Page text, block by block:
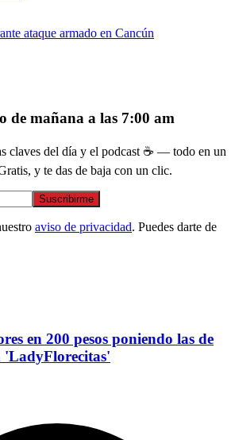
ataque armado en Cancún
de mañana a las 7:00 am
claves del día y el podcast ☕ — todo en un
y te das de baja con un clic.
Suscribirme
aviso de privacidad. Puedes darte de
en 200 pesos poniendo las de
'LadyFlorecitas'